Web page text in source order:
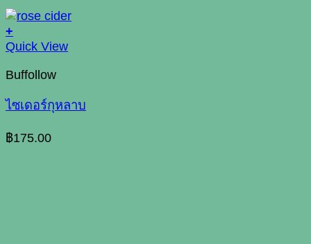
+
Quick View
Buffollow
ไซเดอร์กุหลาบ
฿175.00